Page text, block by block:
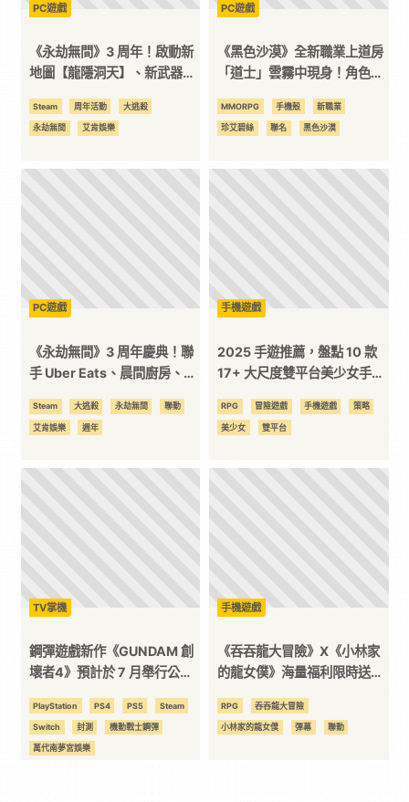
平
台
PC遊戲
《永劫無間》3 周年！啟動新
地圖【龍隱洞天】、新武器、
主聯手挑戰
Steam 周年活動 大逃殺
永劫無間 艾肯娛樂
PC遊戲
《黑色沙漠》全新職業上道房
「道士」雲霧中現身！角色成
MMORPG 手機殼 新職業
珍艾碧絲 聯名 黑色沙漠
PC遊戲
《永劫無間》3 周年慶典！聯
手 Uber Eats、晨間廚房、全
Steam 大逃殺 永劫無間 聯動
艾肯娛樂 週年
手機遊戲
2025 手遊推薦，盤點 10 款
17+ 大尺度雙平台美少女手機
RPG 冒險遊戲 手機遊戲 策略
美少女 雙平台
TV掌機
鋼彈遊戲新作《GUNDAM 創
壞者4》預計於 7 月舉行公開
PlayStation PS4 PS5 Steam
Switch 封測 機動戰士鋼彈
萬代南夢宮娛樂
手機遊戲
《吞吞龍大冒險》X《小林家
的龍女僕》海量福利限時送，
吧！
RPG 吞吞龍大冒險
小林家的龍女僕 彈幕 聯動